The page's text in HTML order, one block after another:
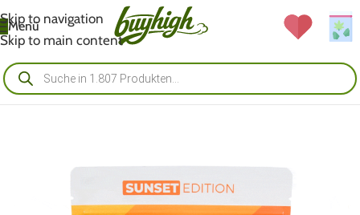
Skip to navigation
Skip to main content
Menü